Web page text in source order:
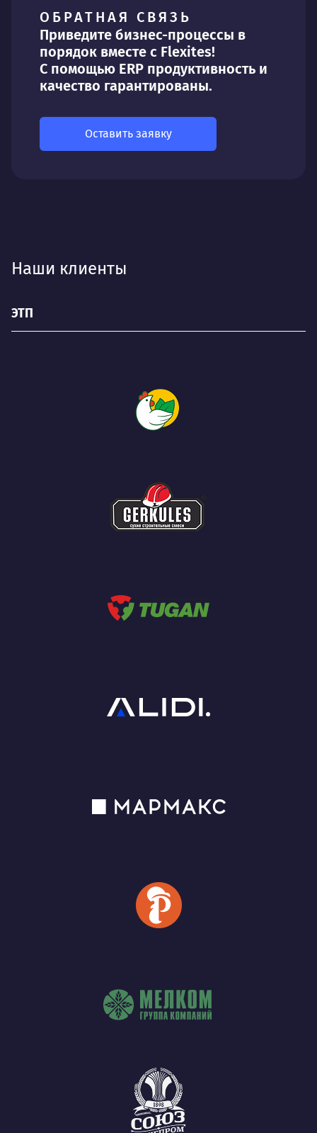
ОБРАТНАЯ СВЯЗЬ
Приведите бизнес-процессы в
порядок вместе с Flexites!
С помощью ERP продуктивность и
качество гарантированы.
Оставить заявку
Наши клиенты
ЭТП